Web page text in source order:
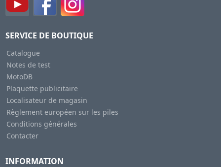
SERVICE DE BOUTIQUE
Catalogue
Notes de test
MotoDB
Plaquette publicitaire
Localisateur de magasin
Règlement européen sur les piles
Conditions générales
Contacter
INFORMATION